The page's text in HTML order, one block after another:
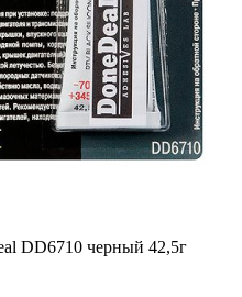
DD6710 черный 42,5г